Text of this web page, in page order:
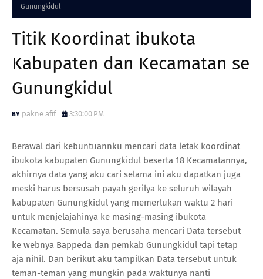
Gunungkidul
Titik Koordinat ibukota
Kabupaten dan Kecamatan se
Gunungkidul
pakne afif 3:30:00 PM
Berawal dari kebuntuannku mencari data letak koordinat
ibukota kabupaten Gunungkidul beserta 18 Kecamatannya,
akhirnya data yang aku cari selama ini aku dapatkan juga
meski harus bersusah payah gerilya ke seluruh wilayah
kabupaten Gunungkidul yang memerlukan waktu 2 hari
untuk menjelajahinya ke masing-masing ibukota
Kecamatan. Semula saya berusaha mencari Data tersebut
ke webnya Bappeda dan pemkab Gunungkidul tapi tetap
aja nihil. Dan berikut aku tampilkan Data tersebut untuk
teman-teman yang mungkin pada waktunya nanti